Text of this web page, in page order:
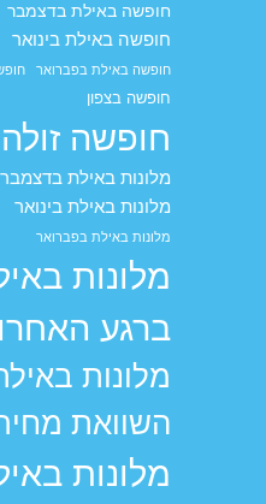
חופשה באילת בדצמבר
חופשה באילת בינואר
חופשה באילת בפברואר
חופשה בצפון
חופשה
מלונות באילת בדצמבר
מלונות באילת בינואר
מלונות באילת בפברואר
מלונות
ברגע
מלונות
השוואת
מלונות